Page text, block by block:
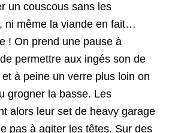
un couscous sans les
ni même la viande en fait…
! On prend une pause à
de permettre aux ingés son de
à peine un verre plus loin on
grogner la basse. Les
alors leur set de heavy garage
pas à agiter les têtes. Sur des